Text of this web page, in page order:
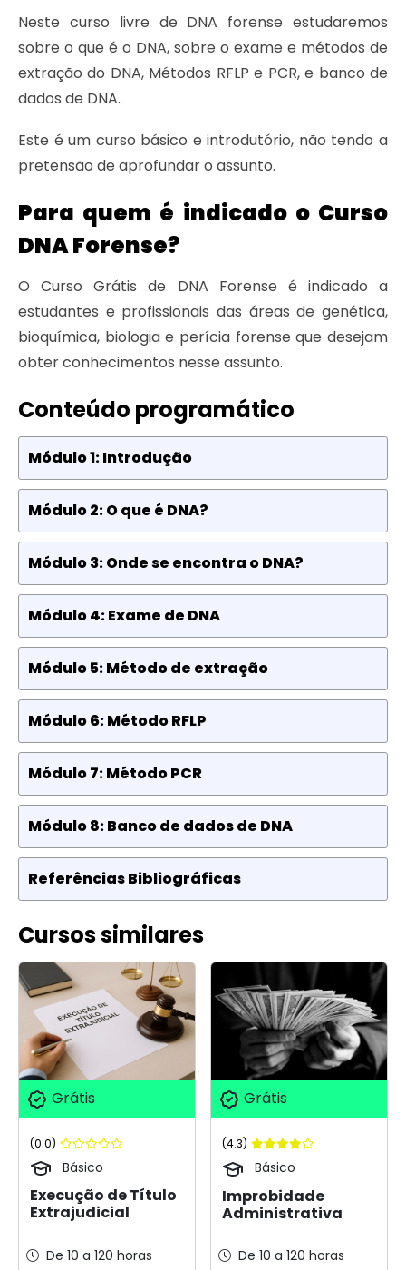
Neste curso livre de DNA forense estudaremos
sobre o que é o DNA, sobre o exame e métodos de
extração do DNA, Métodos RFLP e PCR, e banco de
dados de DNA.
Este é um curso básico e introdutório, não tendo a
pretensão de aprofundar o assunto.
Para quem é indicado o Curso
DNA Forense?
O Curso Grátis de DNA Forense é indicado a
estudantes e profissionais das áreas de genética,
bioquímica, biologia e perícia forense que desejam
obter conhecimentos nesse assunto.
Conteúdo programático
Módulo 1: Introdução
Módulo 2: O que é DNA?
Módulo 3: Onde se encontra o DNA?
Módulo 4: Exame de DNA
Módulo 5: Método de extração
Módulo 6: Método RFLP
Módulo 7: Método PCR
Módulo 8: Banco de dados de DNA
Referências Bibliográficas
Cursos similares
Grátis
(0.0)
Básico
Execução de Título
Extrajudicial
De 10 a 120 horas
Grátis
(4.3)
Básico
Improbidade
Administrativa
De 10 a 120 horas